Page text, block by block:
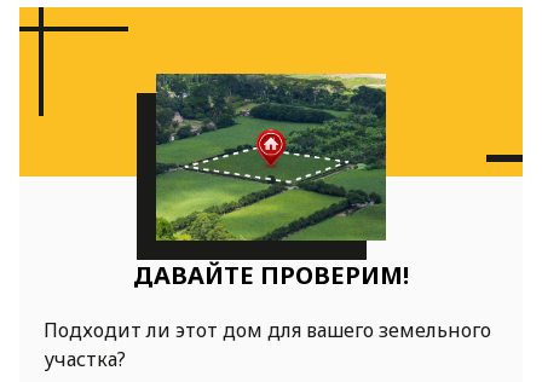
ДАВАЙТЕ ПРОВЕРИМ!
Подходит ли этот дом для вашего земельного
участка?